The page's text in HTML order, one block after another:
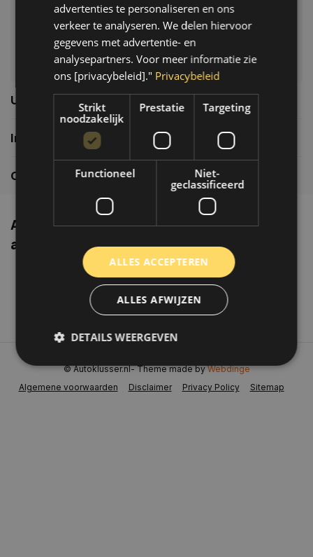
info@autoklusser.nl
Usefull links
Informatie
Contactgegevens
Altijd de nieuwste producten en
aanbiedingen weten?
Abonneer
Algemene voorwaarden Disclaimer Privacy Policy Sitemap
© Autoklusser.nl- Theme made byWebdinge
advertenties te personaliseren en ons
verkeer te analyseren. We delen hiervoor
gegevens met advertentie- en
analysepartners. Voor meer informatie zie
ons [privacybeleid]." Privacybeleid
Strikt
noodzakelijk
Prestatie Targeting
Functioneel
Niet-
geclassificeerd
ALLES ACCEPTEREN
ALLES AFWIJZEN
DETAILS WEERGEVEN
Strikt noodzakelijk Prestatie
Targeting